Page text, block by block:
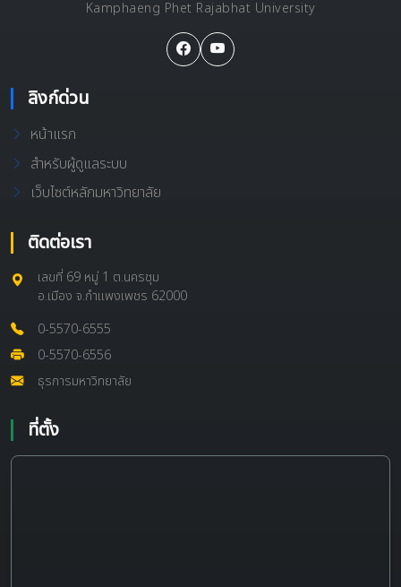
Kamphaeng Phet Rajabhat University
ลิงก์ด่วน
หน้าแรก
สำหรับผู้ดูแลระบบ
เว็บไซต์หลักมหาวิทยาลัย
ติดต่อเรา
เลขที่ 69 หมู่ 1 ต.นครชุม
อ.เมือง จ.กำแพงเพชร 62000
0-5570-6555
0-5570-6556
ธุรการมหาวิทยาลัย
ที่ตั้ง